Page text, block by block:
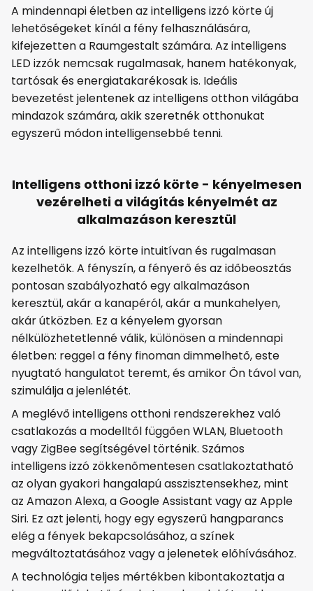
A mindennapi életben az intelligens izzó körte új
lehetőségeket kínál a fény felhasználására,
kifejezetten a Raumgestalt számára. Az intelligens
LED izzók nemcsak rugalmasak, hanem hatékonyak,
tartósak és energiatakarékosak is. Ideális
bevezetést jelentenek az intelligens otthon világába
mindazok számára, akik szeretnék otthonukat
egyszerű módon intelligensebbé tenni.
Intelligens otthoni izzó körte - kényelmesen
vezérelheti a világítás kényelmét az
alkalmazáson keresztül
Az intelligens izzó körte intuitívan és rugalmasan
kezelhetők. A fényszín, a fényerő és az időbeosztás
pontosan szabályozható egy alkalmazáson
keresztül, akár a kanapéról, akár a munkahelyen,
akár útközben. Ez a kényelem gyorsan
nélkülözhetetlenné válik, különösen a mindennapi
életben: reggel a fény finoman dimmelhető, este
nyugtató hangulatot teremt, és amikor Ön távol van,
szimulálja a jelenlétét.
A meglévő intelligens otthoni rendszerekhez való
csatlakozás a modelltől függően WLAN, Bluetooth
vagy ZigBee segítségével történik. Számos
intelligens izzó zökkenőmentesen csatlakoztatható
az olyan gyakori hangalapú asszisztensekhez, mint
az Amazon Alexa, a Google Assistant vagy az Apple
Siri. Ez azt jelenti, hogy egy egyszerű hangparancs
elég a fények bekapcsolásához, a színek
megváltoztatásához vagy a jelenetek előhívásához.
A technológia teljes mértékben kibontakoztatja a